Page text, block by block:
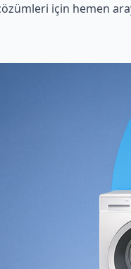
için hemen